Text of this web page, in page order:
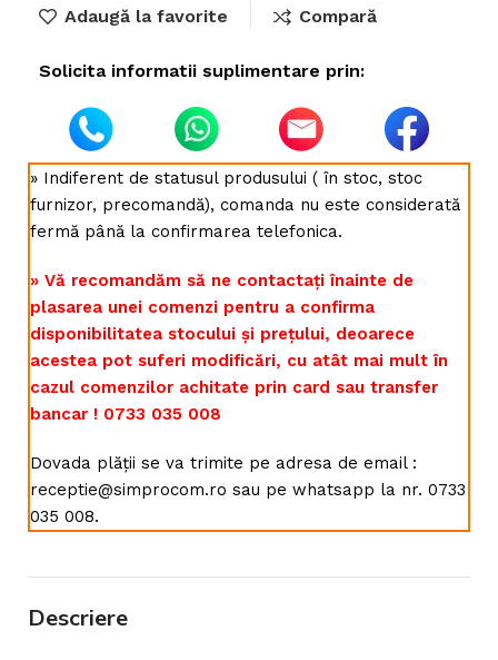
Adaugă la favorite Compară
Solicita informatii suplimentare prin:
» Indiferent de statusul produsului ( în stoc, stoc
furnizor, precomandă), comanda nu este considerată
fermă până la confirmarea telefonica.
» Vă recomandăm să ne contactați înainte de
plasarea unei comenzi pentru a confirma
disponibilitatea stocului și prețului, deoarece
acestea pot suferi modificări, cu atât mai mult în
cazul comenzilor achitate prin card sau transfer
bancar ! 0733 035 008
Dovada plății se va trimite pe adresa de email :
receptie@simprocom.ro sau pe whatsapp la nr. 0733
035 008.
Descriere